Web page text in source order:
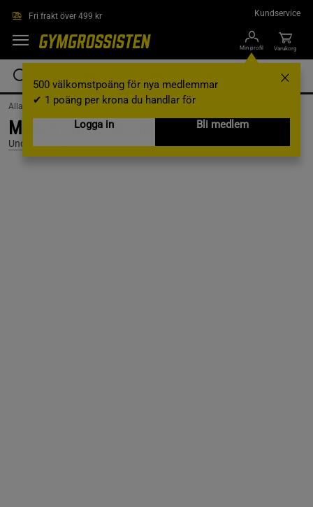
Fri frakt över 499 kr Kundservice
Min profil
500 välkomstpoäng för nya medlemmar
✔ 1 poäng per krona du handlar för
Logga in
Bli medlem
Varukorg
AllaVarumärken /Under Armour
Motion Fitted SS EMEA, Black, L
Under Armour